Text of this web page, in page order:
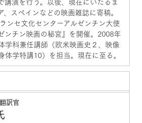
スペインなどの映画雑誌に寄稿。
ンセ文化センターアルゼンチン大使
ンチン映画の秘宮』を開催。2008年
学科兼任講師（欧米映画史２、映像
体学特講10）を担当。現在に至る。
訳官